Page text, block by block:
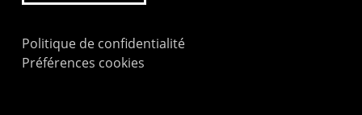
Politique de confidentialité
Préférences cookies